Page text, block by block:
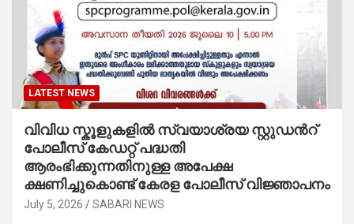
LATEST NEWS
വിവിധ സ്കൂളുകളില്‍ സ്വയാശ്രയ സ്റ്റുഡന്‍റ്
പോലീസ് കേഡറ്റ് പദ്ധതി
ആരംഭിക്കുന്നതിനുള്ള അപേക്ഷ
ക്ഷണിച്ചുകൊണ്ട് കേരള പോലീസ് വിജ്ഞാപനം
July 5, 2026 SABARI NEWS